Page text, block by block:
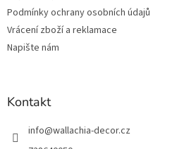
Podmínky ochrany osobních údajů
Vrácení zboží a reklamace
Napište nám
Kontakt
info@wallachia-decor.cz